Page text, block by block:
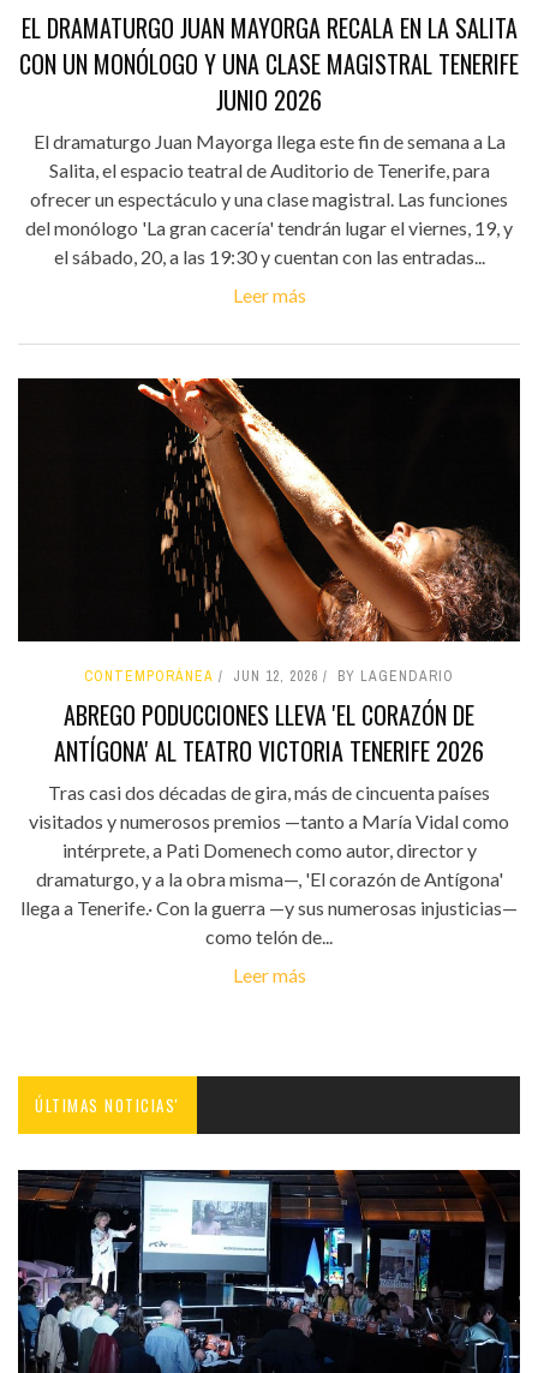
EL DRAMATURGO JUAN MAYORGA RECALA EN LA SALITA
CON UN MONÓLOGO Y UNA CLASE MAGISTRAL TENERIFE
JUNIO 2026
El dramaturgo Juan Mayorga llega este fin de semana a La
Salita, el espacio teatral de Auditorio de Tenerife, para
ofrecer un espectáculo y una clase magistral. Las funciones
del monólogo 'La gran cacería' tendrán lugar el viernes, 19, y
el sábado, 20, a las 19:30 y cuentan con las entradas...
Leer más
CONTEMPORÁNEA JUN 12, 2026 BY LAGENDARIO
ABREGO PODUCCIONES LLEVA 'EL CORAZÓN DE
ANTÍGONA' AL TEATRO VICTORIA TENERIFE 2026
Tras casi dos décadas de gira, más de cincuenta países
visitados y numerosos premios —tanto a María Vidal como
intérprete, a Pati Domenech como autor, director y
dramaturgo, y a la obra misma—, 'El corazón de Antígona'
llega a Tenerife.· Con la guerra —y sus numerosas injusticias—
como telón de...
Leer más
ÚLTIMAS NOTICIAS'